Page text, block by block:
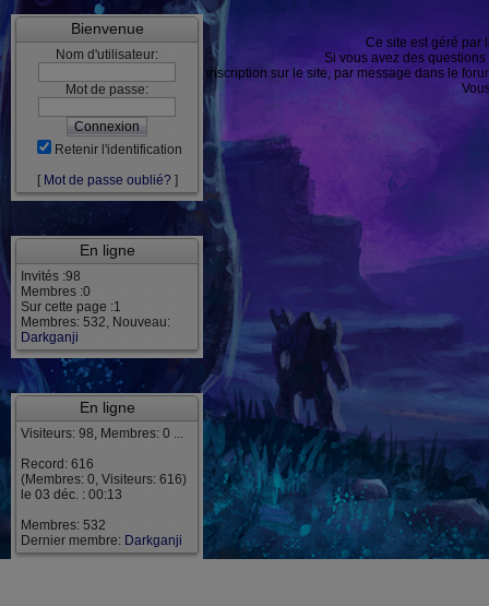
Bienvenue
Nom d'utilisateur:
Mot de passe:
Retenir l'identification
[ Mot de passe oublié? ]
En ligne
Invités :98
Membres :0
Sur cette page :1
Membres: 532, Nouveau:
Darkganji
En ligne
Visiteurs: 98, Membres: 0 ...
Record: 616
(Membres: 0, Visiteurs: 616)
le 03 déc. : 00:13
Membres: 532
Dernier membre: Darkganji
Ce site est géré par
Si vous avez des
ou après inscription sur le site, par message dans le